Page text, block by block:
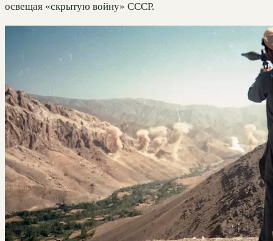
освещая «скрытую войну» СССР.